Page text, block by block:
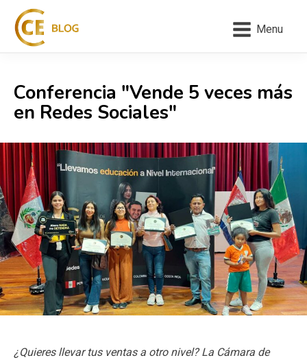
Menu
Conferencia "Vende 5 veces más
en Redes Sociales"
¿Quieres llevar tus ventas a otro nivel? La Cámara de